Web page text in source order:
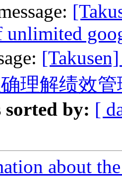
unlimited
理解绩效管
sorted by: [
about